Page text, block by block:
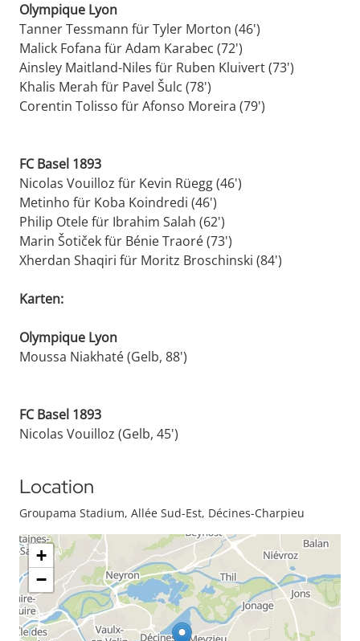
Olympique Lyon
Tanner Tessmann für Tyler Morton (46')
Malick Fofana für Adam Karabec (72')
Ainsley Maitland-Niles für Ruben Kluivert (73')
Khalis Merah für Pavel Šulc (78')
Corentin Tolisso für Afonso Moreira (79')
FC Basel 1893
Nicolas Vouilloz für Kevin Rüegg (46')
Metinho für Koba Koindredi (46')
Philip Otele für Ibrahim Salah (62')
Marin Šotiček für Bénie Traoré (73')
Xherdan Shaqiri für Moritz Broschinski (84')
Karten:
Olympique Lyon
Moussa Niakhaté (Gelb, 88')
FC Basel 1893
Nicolas Vouilloz (Gelb, 45')
Location
Groupama Stadium, Allée Sud-Est, Décines-Charpieu
+
−